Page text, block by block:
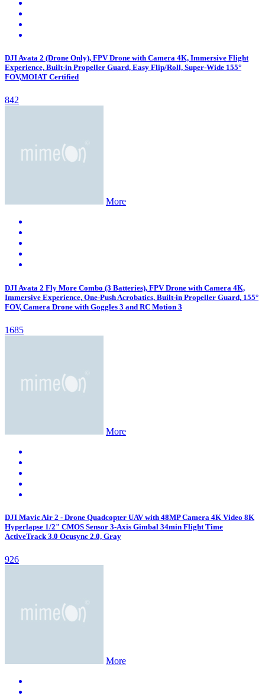
DJI Avata 2 (Drone Only), FPV Drone with Camera 4K, Immersive Flight
Experience, Built-in Propeller Guard, Easy Flip/Roll, Super-Wide 155°
FOV,MOIAT Certified
842
More
DJI Avata 2 Fly More Combo (3 Batteries), FPV Drone with Camera 4K,
Immersive Experience, One-Push Acrobatics, Built-in Propeller Guard, 155°
FOV, Camera Drone with Goggles 3 and RC Motion 3
1685
More
DJI Mavic Air 2 - Drone Quadcopter UAV with 48MP Camera 4K Video 8K
Hyperlapse 1/2" CMOS Sensor 3-Axis Gimbal 34min Flight Time
ActiveTrack 3.0 Ocusync 2.0, Gray
926
More